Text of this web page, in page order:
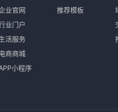
业官网
业门户
活服务
商商城
小程序
推荐模板